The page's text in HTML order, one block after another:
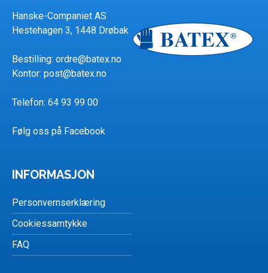
Hanske-Companiet AS
Hestehagen 3, 1448 Drøbak
Bestilling: ordre@batex.no
Kontor: post@batex.no
Telefon: 64 93 99 00
Følg oss på Facebook
INFORMASJON
Personvernserklæring
Cookiessamtykke
FAQ